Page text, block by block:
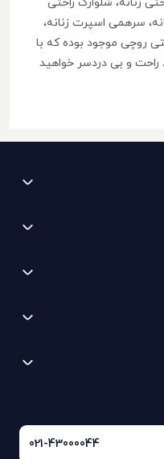
سرهمی اسپرت زنانه،
روچی موجود بوده که با
راحت و بی دردسر خواهید
021-43000044